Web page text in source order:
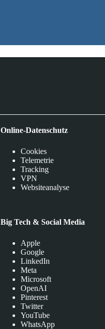
Online-Datenschutz
Cookies
Telemetrie
Tracking
VPN
Websiteanalyse
Big Tech & Social Media
Apple
Google
LinkedIn
Meta
Microsoft
OpenAI
Pinterest
Twitter
YouTube
WhatsApp